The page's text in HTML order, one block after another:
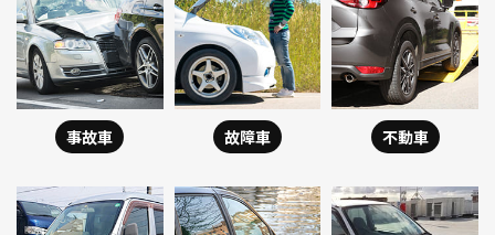
事故車 故障車 不動車